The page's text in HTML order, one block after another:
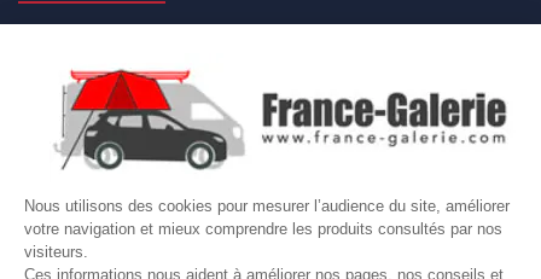
Nous utilisons des cookies pour mesurer l’audience du site, améliorer
votre navigation et mieux comprendre les produits consultés par nos
visiteurs.
Ces informations nous aident à améliorer nos pages, nos conseils et
VOTRE COMPTE 
Site protégé par reCAPTCHA.
LETTRE D'INFORMATIONS